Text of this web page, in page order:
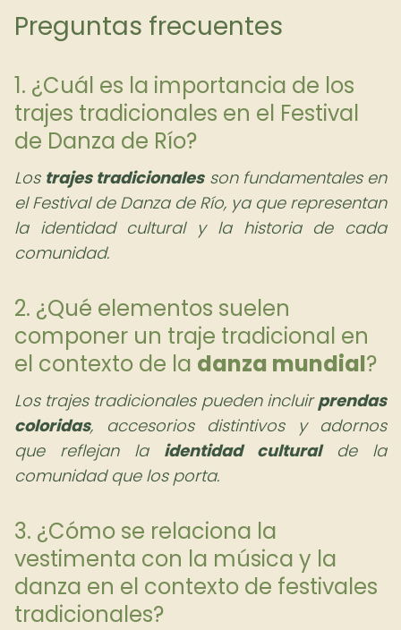
Preguntas frecuentes
1. ¿Cuál es la importancia de los
trajes tradicionales en el Festival
de Danza de Río?
Los trajes tradicionalesson fundamentales en
el Festival de Danza de Río, ya que representan
la identidad cultural y la historia de cada
comunidad.
2. ¿Qué elementos suelen
componer un traje tradicional en
el contexto de la danza mundial?
Los trajes tradicionales pueden incluirprendas
coloridas, accesorios distintivos y adornos
que reflejan la identidad culturalde la
comunidad que los porta.
3. ¿Cómo se relaciona la
vestimenta con la música y la
danza en el contexto de festivales
tradicionales?